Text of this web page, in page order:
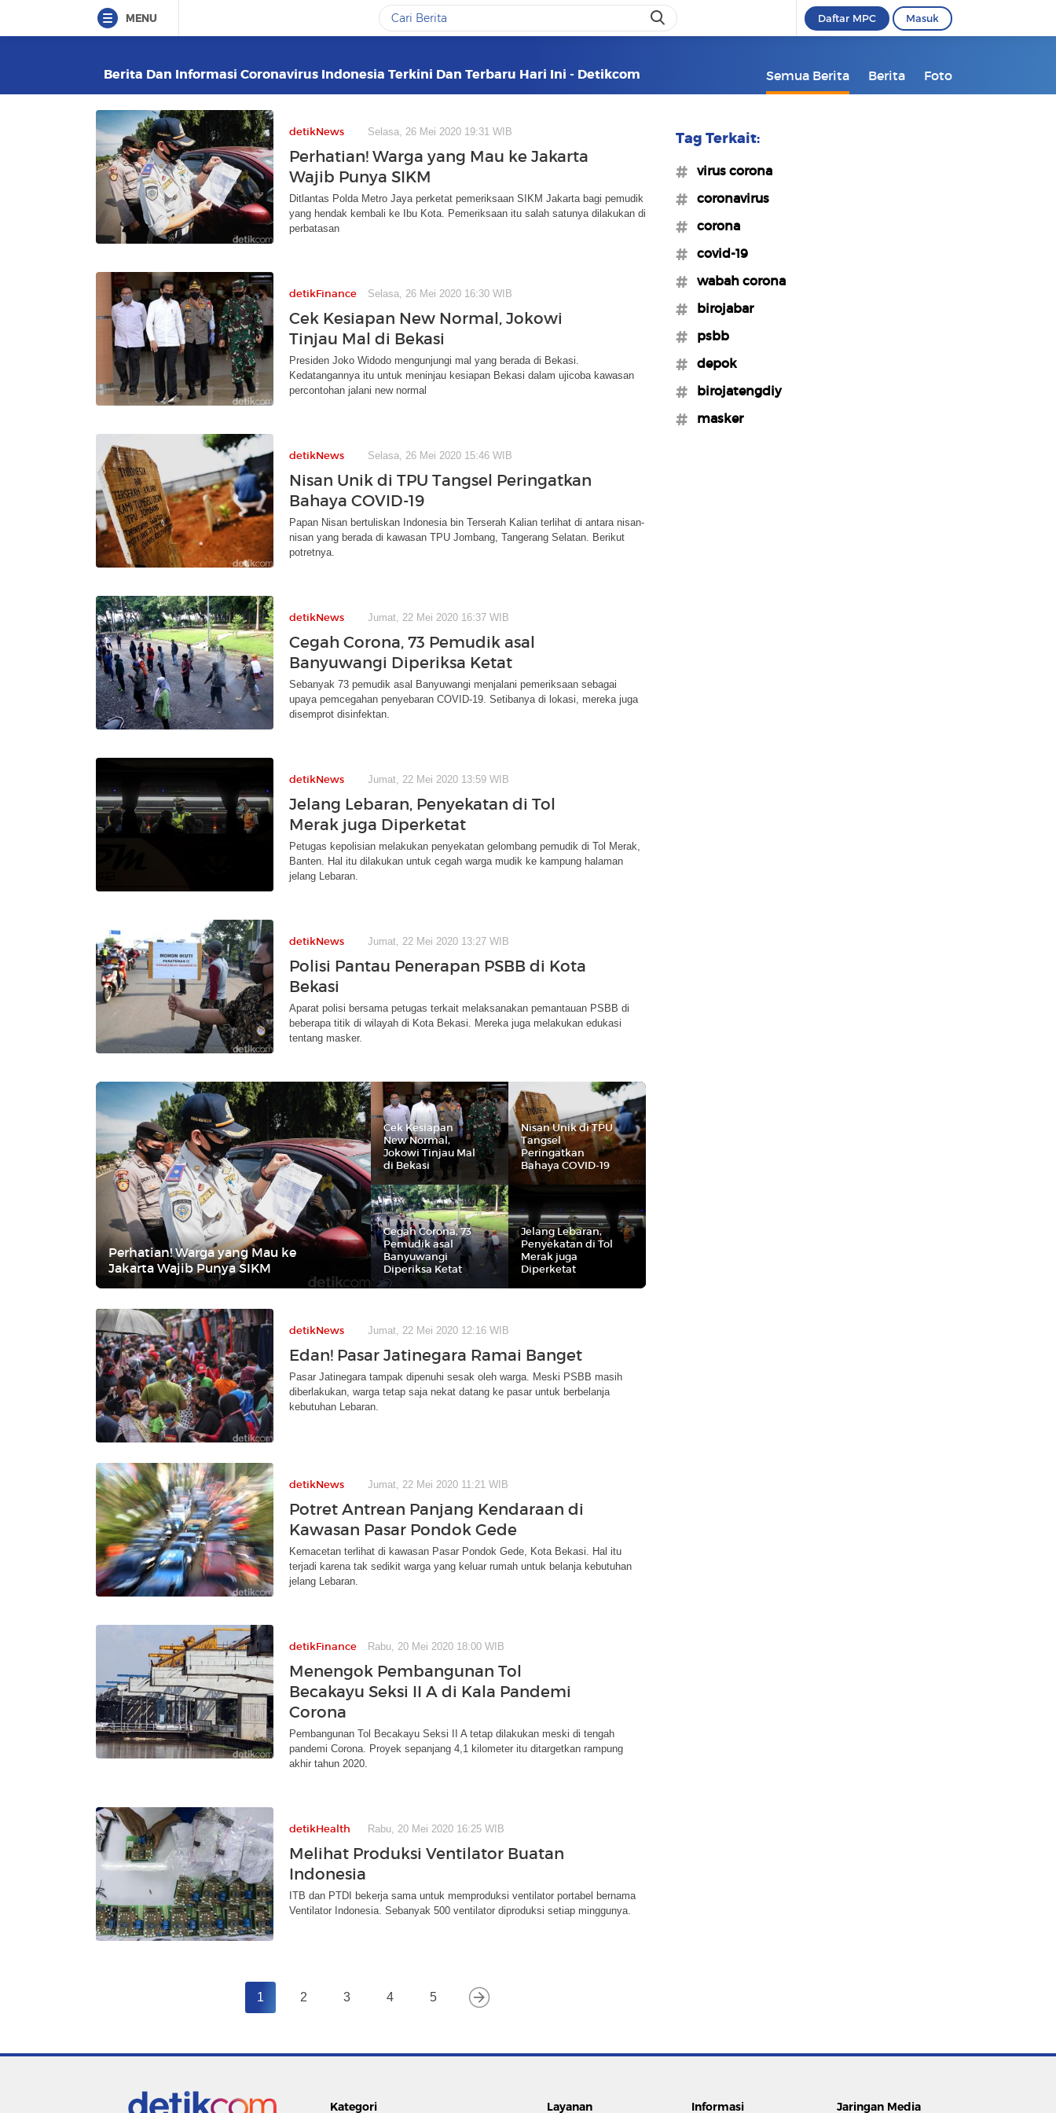
MENU Daftar MPC Masuk
Berita Dan Informasi Coronavirus Indonesia Terkini Dan Terbaru Hari Ini - Detikcom Semua Berita Berita Foto
detikNews Selasa, 26 Mei 2020 19:31 WIB
Perhatian! Warga yang Mau ke Jakarta
Wajib Punya SIKM
Ditlantas Polda Metro Jaya perketat pemeriksaan SIKM Jakarta bagi pemudik
yang hendak kembali ke Ibu Kota. Pemeriksaan itu salah satunya dilakukan di
perbatasan
detikFinance Selasa, 26 Mei 2020 16:30 WIB
Cek Kesiapan New Normal, Jokowi
Tinjau Mal di Bekasi
Presiden Joko Widodo mengunjungi mal yang berada di Bekasi.
Kedatangannya itu untuk meninjau kesiapan Bekasi dalam ujicoba kawasan
percontohan jalani new normal
detikNews Selasa, 26 Mei 2020 15:46 WIB
Nisan Unik di TPU Tangsel Peringatkan
Bahaya COVID-19
Papan Nisan bertuliskan Indonesia bin Terserah Kalian terlihat di antara nisan-
nisan yang berada di kawasan TPU Jombang, Tangerang Selatan. Berikut
potretnya.
detikNews Jumat, 22 Mei 2020 16:37 WIB
Cegah Corona, 73 Pemudik asal
Banyuwangi Diperiksa Ketat
Sebanyak 73 pemudik asal Banyuwangi menjalani pemeriksaan sebagai
upaya pemcegahan penyebaran COVID-19. Setibanya di lokasi, mereka juga
disemprot disinfektan.
detikNews Jumat, 22 Mei 2020 13:59 WIB
Jelang Lebaran, Penyekatan di Tol
Merak juga Diperketat
Petugas kepolisian melakukan penyekatan gelombang pemudik di Tol Merak,
Banten. Hal itu dilakukan untuk cegah warga mudik ke kampung halaman
jelang Lebaran.
detikNews Jumat, 22 Mei 2020 13:27 WIB
Polisi Pantau Penerapan PSBB di Kota
Bekasi
Aparat polisi bersama petugas terkait melaksanakan pemantauan PSBB di
beberapa titik di wilayah di Kota Bekasi. Mereka juga melakukan edukasi
tentang masker.
Perhatian! Warga yang Mau ke
Jakarta Wajib Punya SIKM
Cek Kesiapan
New Normal,
Jokowi Tinjau Mal
di Bekasi
Nisan Unik di TPU
Tangsel
Peringatkan
Bahaya COVID-19
Cegah Corona, 73
Pemudik asal
Banyuwangi
Diperiksa Ketat
Jelang Lebaran,
Penyekatan di Tol
Merak juga
Diperketat
detikNews Jumat, 22 Mei 2020 12:16 WIB
Edan! Pasar Jatinegara Ramai Banget
Pasar Jatinegara tampak dipenuhi sesak oleh warga. Meski PSBB masih
diberlakukan, warga tetap saja nekat datang ke pasar untuk berbelanja
kebutuhan Lebaran.
detikNews Jumat, 22 Mei 2020 11:21 WIB
Potret Antrean Panjang Kendaraan di
Kawasan Pasar Pondok Gede
Kemacetan terlihat di kawasan Pasar Pondok Gede, Kota Bekasi. Hal itu
terjadi karena tak sedikit warga yang keluar rumah untuk belanja kebutuhan
jelang Lebaran.
detikFinance Rabu, 20 Mei 2020 18:00 WIB
Menengok Pembangunan Tol
Becakayu Seksi II A di Kala Pandemi
Corona
Pembangunan Tol Becakayu Seksi II A tetap dilakukan meski di tengah
pandemi Corona. Proyek sepanjang 4,1 kilometer itu ditargetkan rampung
akhir tahun 2020.
detikHealth Rabu, 20 Mei 2020 16:25 WIB
Melihat Produksi Ventilator Buatan
Indonesia
ITB dan PTDI bekerja sama untuk memproduksi ventilator portabel bernama
Ventilator Indonesia. Sebanyak 500 ventilator diproduksi setiap minggunya.
1 2 3 4 5
Tag Terkait:
#virus corona
#coronavirus
#corona
#covid-19
#wabah corona
#birojabar
#psbb
#depok
#birojatengdiy
#masker
Kategori Layanan Informasi Jaringan Media